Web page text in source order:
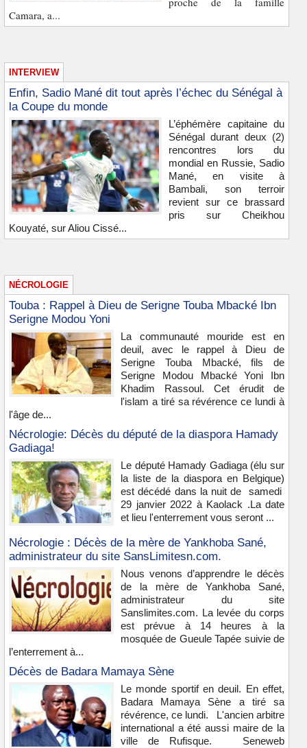
Camara, a...
INTERVIEW
Enfin, Sadio Mané dit tout après l’échec du Sénégal à
la Coupe du monde
L’éphémère capitaine du
Sénégal durant deux (2)
rencontres lors du
mondial en Russie, Sadio
Mané, en visite à
Bambali, son terroir
revient sur ce brassard
pris sur Cheikhou
Kouyaté, sur Aliou Cissé...
NÉCROLOGIE
Touba : Rappel à Dieu de Serigne Touba Mbacké Ibn
Serigne Modou Yoni
La communauté mouride est en
deuil, avec le rappel à Dieu de
Serigne Touba Mbacké, fils de
Serigne Modou Mbacké Yoni Ibn
Khadim Rassoul. Cet érudit de
l'islam a tiré sa révérence ce lundi à
l'âge de...
Nécrologie: Décès du député de la diaspora Hamady
Gadiaga!
Le député Hamady Gadiaga (élu sur
la liste de la diaspora en Belgique)
est décédé dans la nuit de samedi
29 janvier 2022 à Kaolack .La date
et lieu l'enterrement vous seront ...
Nécrologie : Décès de la mère de Yankhoba Sané,
administrateur du site SansLimitesn.com.
Nous venons d’apprendre le décès
de la mère de Yankhoba Sané,
administrateur du site
Sanslimites.com. La levée du corps
est prévue à 14 heures à la
mosquée de Gueule Tapée suivie de
l’enterrement à...
Décès de Badara Mamaya Sène
Le monde sportif en deuil. En effet,
Badara Mamaya Sène a tiré sa
révérence, ce lundi. L'ancien arbitre
international a été aussi maire de la
ville de Rufisque. Seneweb